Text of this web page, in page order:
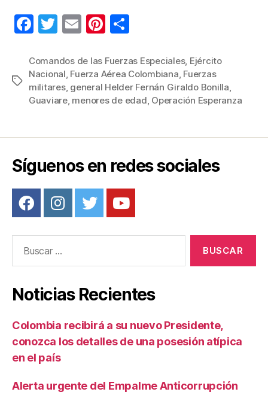
F
c
e
b
o
k
T
tt
er
E
ail
Pi
er
e
st
m
p
ar
Etiquetas
Comandos de las Fuerzas Especiales, Ejército
Nacional, Fuerza Aérea Colombiana, Fuerzas
militares, general Helder Fernán Giraldo Bonilla,
Guaviare, menores de edad, Operación Esperanza
Síguenos en redes sociales
Noticias Recientes
Colombia recibirá a su nuevo Presidente,
conozca los detalles de una posesión atípica
en el país
Alerta urgente del Empalme Anticorrupción